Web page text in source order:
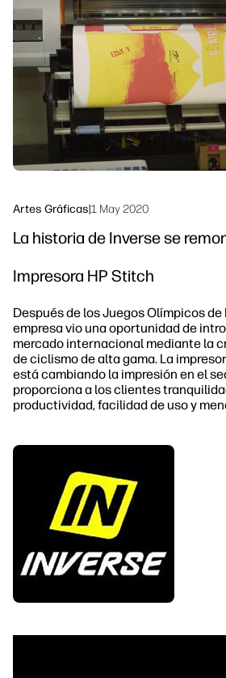
Síguenos
linkedInfacebook
Soluciones de flujo de trabajo
Sostenibilidad
Artes Gráficas|1 May 2020
La historia de Inverse se
Impresora HP Stitch
Después de los Juegos Olímpicos
empresa vio una oportunidad de
mercado internacional mediante la
de ciclismo de alta gama. La
está cambiando la impresión en el
proporciona a los clientes
productividad, facilidad de uso y